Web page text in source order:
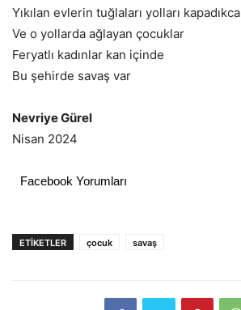
Yıkılan evlerin tuğlaları yolları kapadıkca
Ve o yollarda ağlayan çocuklar
Feryatlı kadınlar kan içinde
Bu şehirde savaş var
Nevriye Gürel
Nisan 2024
Facebook Yorumları
ETIKETLER çocuk savaş